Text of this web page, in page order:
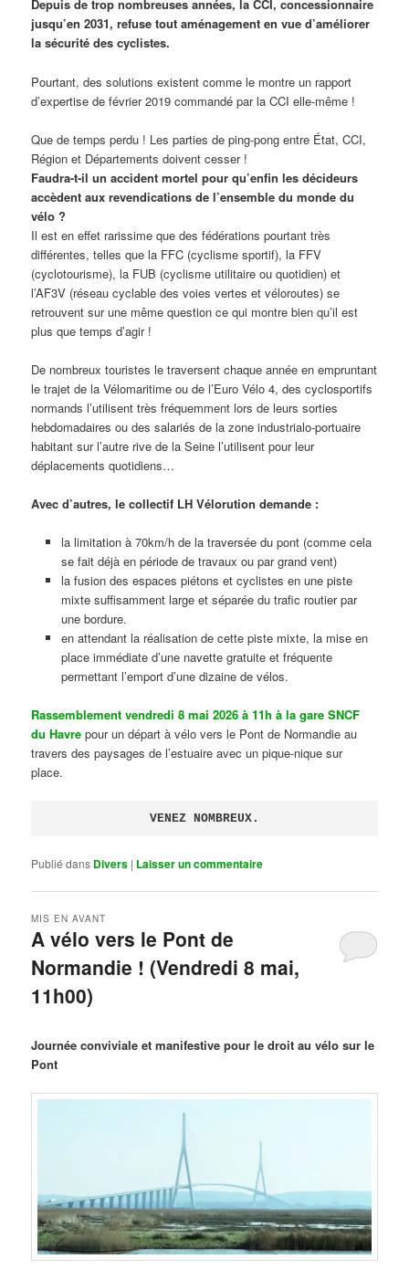
Depuis de trop nombreuses années, la CCI, concessionnaire
jusqu’en 2031, refuse tout aménagement en vue d’améliorer
la sécurité des cyclistes.
Pourtant, des solutions existent comme le montre un rapport
d’expertise de février 2019 commandé par la CCI elle-même !
Que de temps perdu ! Les parties de ping-pong entre État, CCI,
Région et Départements doivent cesser !
Faudra-t-il un accident mortel pour qu’enfin les décideurs
accèdent aux revendications de l’ensemble du monde du
vélo ?
Il est en effet rarissime que des fédérations pourtant très
différentes, telles que la FFC (cyclisme sportif), la FFV
(cyclotourisme), la FUB (cyclisme utilitaire ou quotidien) et
l’AF3V (réseau cyclable des voies vertes et véloroutes) se
retrouvent sur une même question ce qui montre bien qu’il est
plus que temps d’agir !
De nombreux touristes le traversent chaque année en empruntant
le trajet de la Vélomaritime ou de l’Euro Vélo 4, des cyclosportifs
normands l’utilisent très fréquemment lors de leurs sorties
hebdomadaires ou des salariés de la zone industrialo-portuaire
habitant sur l’autre rive de la Seine l’utilisent pour leur
déplacements quotidiens…
Avec d’autres, le collectif LH Vélorution demande :
la limitation à 70km/h de la traversée du pont (comme cela
se fait déjà en période de travaux ou par grand vent)
la fusion des espaces piétons et cyclistes en une piste
mixte suffisamment large et séparée du trafic routier par
une bordure.
en attendant la réalisation de cette piste mixte, la mise en
place immédiate d’une navette gratuite et fréquente
permettant l’emport d’une dizaine de vélos.
Rassemblement vendredi 8 mai 2026 à 11h à la gare SNCF
du Havre pour un départ à vélo vers le Pont de Normandie au
travers des paysages de l’estuaire avec un pique-nique sur
place.
VENEZ NOMBREUX.
Publié dans Divers | Laisser un commentaire
A vélo vers le Pont de
Normandie ! (Vendredi 8 mai,
11h00)
MIS EN AVANT
Journée conviviale et manifestive pour le droit au vélo sur le
Pont